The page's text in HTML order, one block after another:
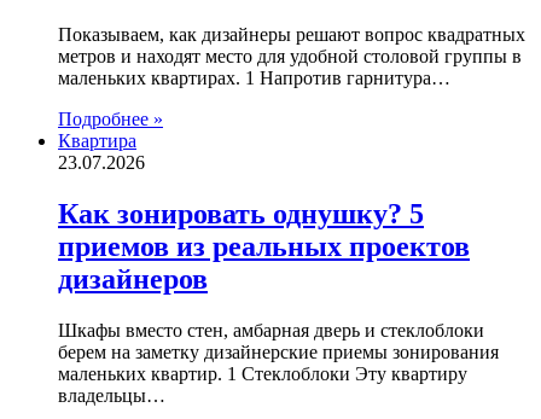
Показываем, как дизайнеры решают вопрос квадратных
метров и находят место для удобной столовой группы в
маленьких квартирах. 1 Напротив гарнитура…
Подробнее »
Квартира
23.07.2026
Как зонировать однушку? 5
приемов из реальных проектов
дизайнеров
Шкафы вместо стен, амбарная дверь и стеклоблоки
берем на заметку дизайнерские приемы зонирования
маленьких квартир. 1 Стеклоблоки Эту квартиру
владельцы…